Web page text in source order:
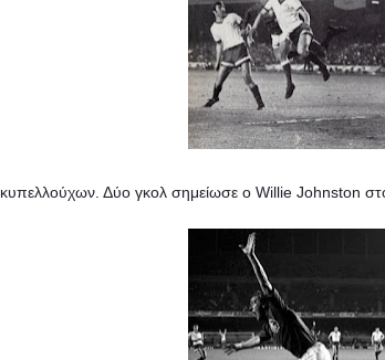
κυπελλούχων. Δύο γκολ σημείωσε ο Willie Johnston στο